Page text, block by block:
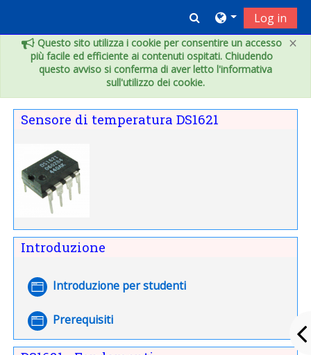
×
Questo sito utilizza i cookie per consentire un accesso
più facile ed efficiente ai contenuti ospitati. Chiudendo
questo avviso si conferma di aver letto l'informativa
sull'utilizzo dei cookie.
Toggle search
Log in
Indice degli argomenti
Sensore di temperatura DS1621
Introduzione
Introduzione per studenti
Pagina
Prerequisiti
Pagina